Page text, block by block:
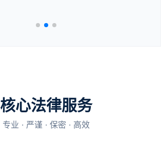
核心法律服务
专业 · 严谨 · 保密 · 高效